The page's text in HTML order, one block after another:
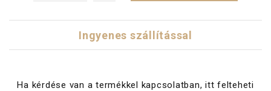
Ingyenes szállítással
Ha kérdése van a termékkel kapcsolatban, itt felteheti